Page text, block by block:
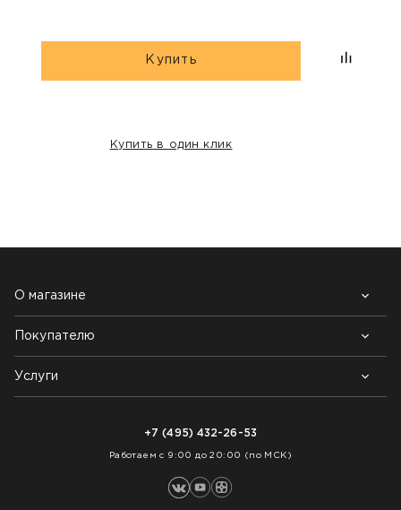
Купить
Купить в один клик
О магазине
Почему выбирают нас
Контакты
Блог
Покупателю
Возврат товара
Как заказать
Услуги
+7 (495) 432-26-53
Работаем с 9:00 до 20:00 (по МСК)